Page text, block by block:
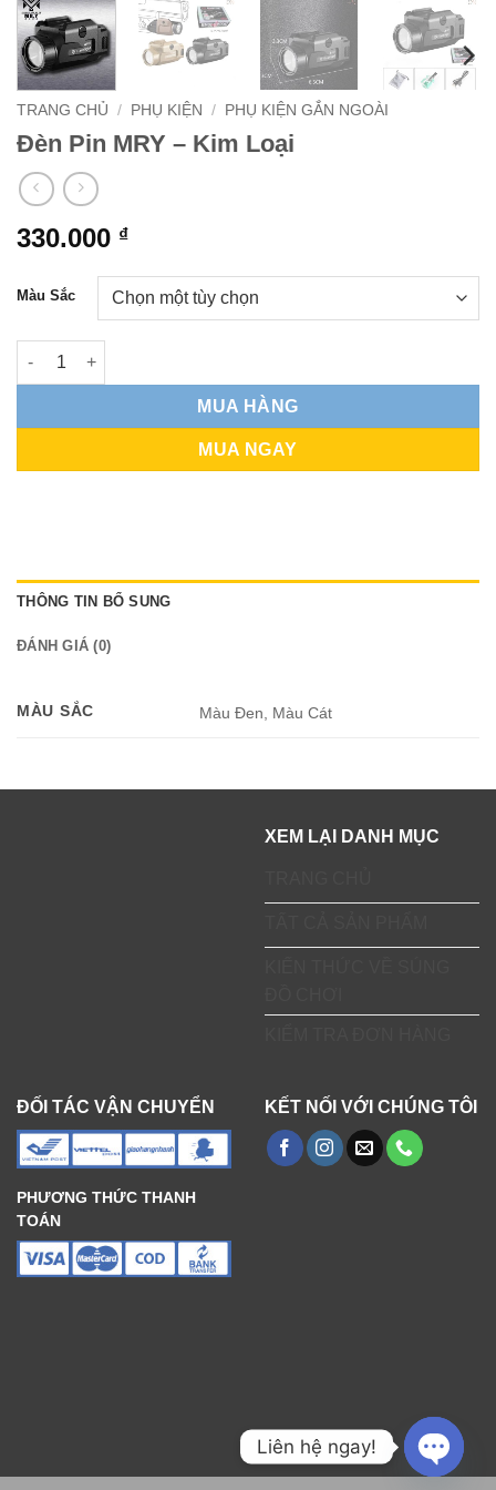
TRANG CHỦ / PHỤ KIỆN / PHỤ KIỆN GẮN NGOÀI
Đèn Pin MRY – Kim Loại
330.000 ₫
Màu Sắc
Đèn Pin MRY - Kim Loại số lượng
MUA HÀNG
MUA NGAY
THÔNG TIN BỔ SUNG
ĐÁNH GIÁ (0)
MÀU SẮC Màu Đen, Màu Cát
XEM LẠI DANH MỤC
ĐỐI TÁC VẬN CHUYỂN
PHƯƠNG THỨC THANH
TOÁN
KẾT NỐI VỚI CHÚNG TÔI
Liên hệ ngay!